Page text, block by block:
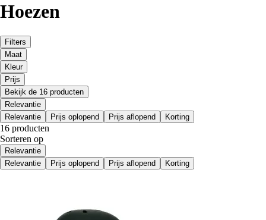
Hoezen
Filters
Maat
Kleur
Prijs
Bekijk de 16 producten
Relevantie
Relevantie
Prijs oplopend Prijs aflopend Korting
16 producten
Sorteren op
Relevantie
Relevantie
Prijs oplopend Prijs aflopend Korting